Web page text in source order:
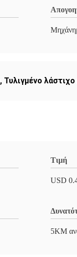
, Τυλιγμένο
Τιμή
USD
5KM